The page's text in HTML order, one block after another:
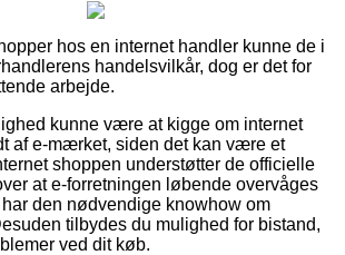
hos en internet handler kunne de i
handelsvilkår, dog er det for
arbejde.
kunne være at kigge om internet
af e-mærket, siden det kan være et
shoppen understøtter de officielle
at e-forretningen løbende overvåges
den nødvendige knowhow om
tilbydes du mulighed for bistand,
ved dit køb.